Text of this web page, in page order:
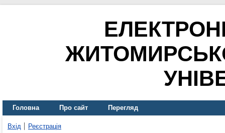
Головна Про сайт Перегляд
Вхід Реєстрація